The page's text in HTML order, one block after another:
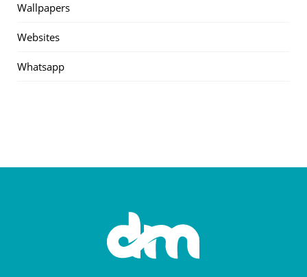
Wallpapers
Websites
Whatsapp